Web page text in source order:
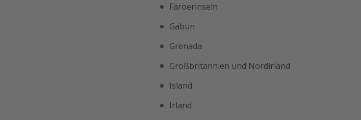
Färöerinseln
Gabun
Grenada
Großbritannien und Nordirland
Island
Irland